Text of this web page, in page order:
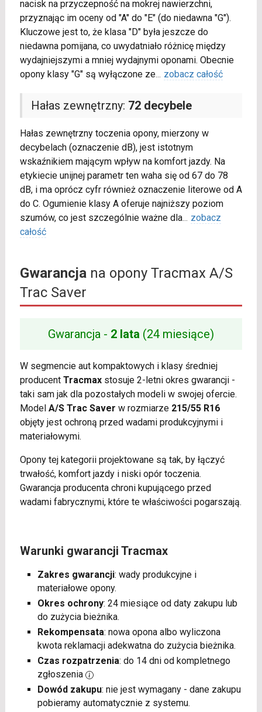
nacisk na przyczepność na mokrej nawierzchni,
przyznając im oceny od "A" do "E" (do niedawna "G").
Kluczowe jest to, że klasa "D" była jeszcze do
niedawna pomijana, co uwydatniało różnicę między
wydajniejszymi a mniej wydajnymi oponami. Obecnie
opony klasy "G" są wyłączone ze... zobacz całość
Hałas zewnętrzny: 72 decybele
Hałas zewnętrzny toczenia opony, mierzony w
decybelach (oznaczenie dB), jest istotnym
wskaźnikiem mającym wpływ na komfort jazdy. Na
etykiecie unijnej parametr ten waha się od 67 do 78
dB, i ma oprócz cyfr również oznaczenie literowe od A
do C. Ogumienie klasy A oferuje najniższy poziom
szumów, co jest szczególnie ważne dla... zobacz
całość
Gwarancjana opony Tracmax A/S
Trac Saver
Gwarancja - 2 lata (24 miesiące)
W segmencie aut kompaktowych i klasy średniej
producent Tracmaxstosuje 2-letni okres gwarancji -
taki sam jak dla pozostałych modeli w swojej ofercie.
Model A/S Trac Saver w rozmiarze 215/55 R16
objęty jest ochroną przed wadami produkcyjnymi i
materiałowymi.
Opony tej kategorii projektowane są tak, by łączyć
trwałość, komfort jazdy i niski opór toczenia.
Gwarancja producenta chroni kupującego przed
wadami fabrycznymi, które te właściwości pogarszają.
Warunki gwarancji Tracmax
Zakres gwarancji: wady produkcyjne i
materiałowe opony.
Okres ochrony: 24 miesiące od daty zakupu lub
do zużycia bieżnika.
Rekompensata: nowa opona albo wyliczona
kwota reklamacji adekwatna do zużycia bieżnika.
Czas rozpatrzenia: do 14 dni od kompletnego
zgłoszenia
Dowód zakupu: nie jest wymagany - dane zakupu
pobieramy automatycznie z systemu.